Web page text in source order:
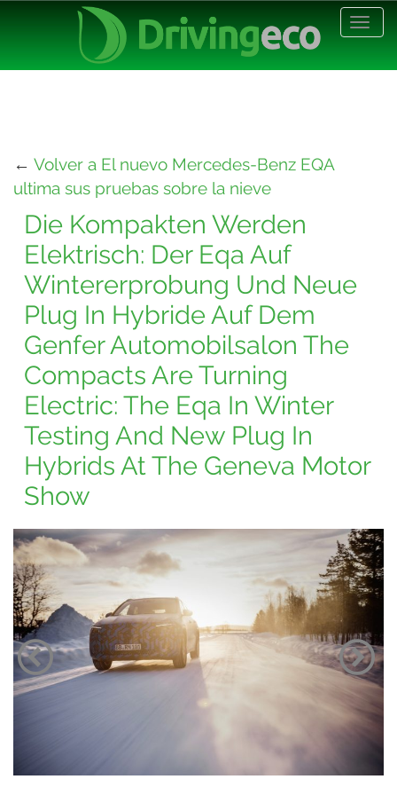
← Volver a El nuevo Mercedes-Benz EQA
ultima sus pruebas sobre la nieve
Die Kompakten Werden
Elektrisch: Der Eqa Auf
Wintererprobung Und Neue
Plug In Hybride Auf Dem
Genfer Automobilsalon The
Compacts Are Turning
Electric: The Eqa In Winter
Testing And New Plug In
Hybrids At The Geneva Motor
Show